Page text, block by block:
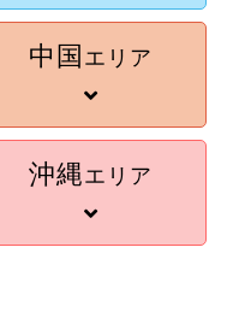
中国 エリア
沖縄エリア